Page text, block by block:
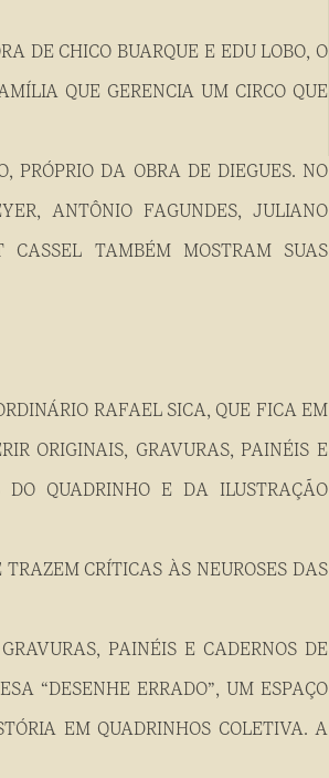
DE CHICO BUARQUE E EDU LOBO, O
QUE GERENCIA UM CIRCO QUE
PRÓPRIO DA OBRA DE DIEGUES. NO
ANTÔNIO FAGUNDES, JULIANO
TAMBÉM MOSTRAM SUAS
RAFAEL SICA, QUE FICA EM
ORIGINAIS, GRAVURAS, PAINÉIS E
DO QUADRINHO E DA ILUSTRAÇÃO
CRÍTICAS ÀS NEUROSES DAS
PAINÉIS E CADERNOS DE
“DESENHE ERRADO”, UM ESPAÇO
EM QUADRINHOS COLETIVA. A